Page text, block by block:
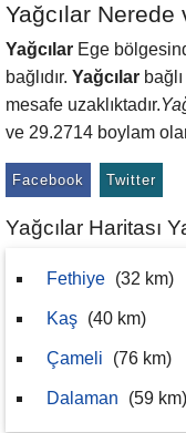
Yağcılar Nerede
Yağcılar Ege
bağlıdır. Yağcılar
mesafe uzaklıktadır.
ve 29.2714 boylam
Facebook Twitter
Yağcılar Haritası
Fethiye (32 km)
Kaş (40 km)
Çameli (76 km)
Dalaman (59 km)